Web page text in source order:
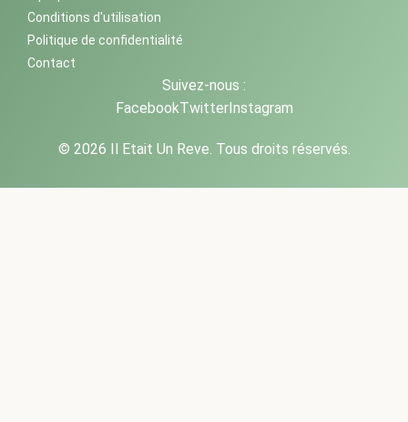
Conditions d'utilisation
Politique de confidentialité
Contact
Suivez-nous :
FacebookTwitterInstagram
© 2026 Il Etait Un Reve. Tous droits réservés.